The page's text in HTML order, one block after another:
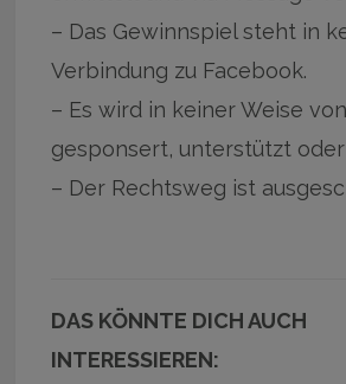
– Das Gewinnspiel steht in
Verbindung zu Facebook.
– Es wird in keiner Weise
gesponsert, unterstützt
– Der Rechtsweg ist
DAS KÖNNTE DICH AUCH
INTERESSIEREN: